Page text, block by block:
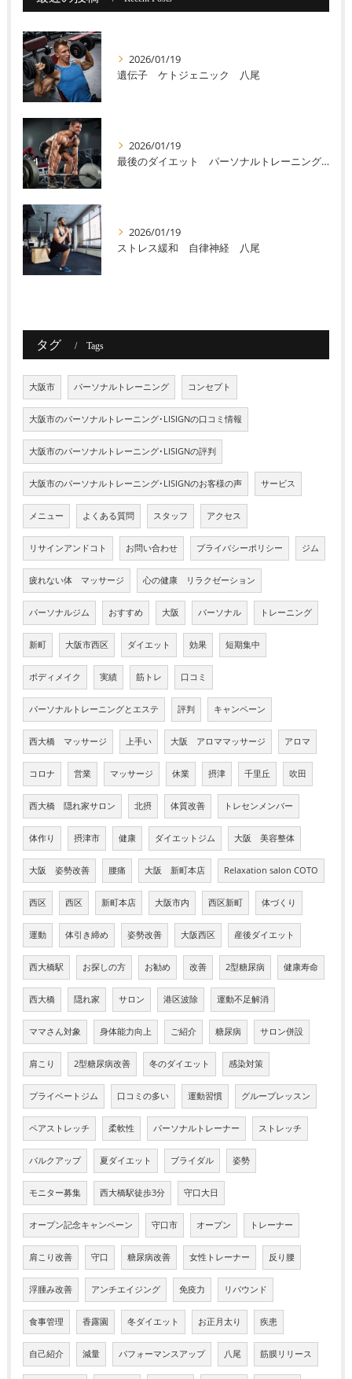
2026/01/19
遺伝子 ケトジェニック 八尾
2026/01/19
最後のダイエット パーソナルトレーニング 八尾
2026/01/19
ストレス緩和 自律神経 八尾
タグ Tags
大阪市 パーソナルトレーニング コンセプト
大阪市のパーソナルトレーニング･LISIGNの口コミ情報
大阪市のパーソナルトレーニング･LISIGNの評判
大阪市のパーソナルトレーニング･LISIGNのお客様の声 サービス
メニュー よくある質問 スタッフ アクセス
リサインアンドコト お問い合わせ プライバシーポリシー ジム
疲れない体 マッサージ 心の健康 リラクゼーション
パーソナルジム おすすめ 大阪 パーソナル トレーニング
新町 大阪市西区 ダイエット 効果 短期集中
ボディメイク 実績 筋トレ 口コミ
パーソナルトレーニングとエステ 評判 キャンペーン
西大橋 マッサージ 上手い 大阪 アロママッサージ アロマ
コロナ 営業 マッサージ 休業 摂津 千里丘 吹田
西大橋 隠れ家サロン 北摂 体質改善 トレセンメンバー
体作り 摂津市 健康 ダイエットジム 大阪 美容整体
大阪 姿勢改善 腰痛 大阪 新町本店 Relaxation salon COTO
西区 西区 新町本店 大阪市内 西区新町 体づくり
運動 体引き締め 姿勢改善 大阪西区 産後ダイエット
西大橋駅 お探しの方 お勧め 改善 2型糖尿病 健康寿命
西大橋 隠れ家 サロン 港区波除 運動不足解消
ママさん対象 身体能力向上 ご紹介 糖尿病 サロン併設
肩こり 2型糖尿病改善 冬のダイエット 感染対策
プライベートジム 口コミの多い 運動習慣 グループレッスン
ペアストレッチ 柔軟性 パーソナルトレーナー ストレッチ
バルクアップ 夏ダイエット ブライダル 姿勢
モニター募集 西大橋駅徒歩3分 守口大日
オープン記念キャンペーン 守口市 オープン トレーナー
肩こり改善 守口 糖尿病改善 女性トレーナー 反り腰
浮腫み改善 アンチエイジング 免疫力 リバウンド
食事管理 香露園 冬ダイエット お正月太り 疾患
自己紹介 減量 パフォーマンスアップ 八尾 筋膜リリース